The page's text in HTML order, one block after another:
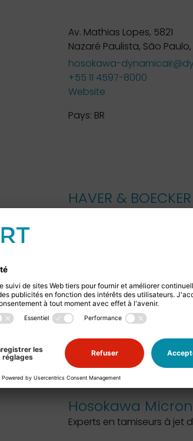
Av. Mathias Lopes, 5821
Nazaré Paulista, São
hosokawa-
+55 11 4597-8000
Website
Pays: BR
HAVER &
+33 (0) 38 7384 476
Pays: FR
Hosokawa
Experts en tamiseurs à jet